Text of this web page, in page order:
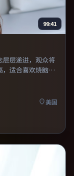
99:41
层层递进，观众将
适合喜欢烧脑与
口碑潜力不俗。
美国